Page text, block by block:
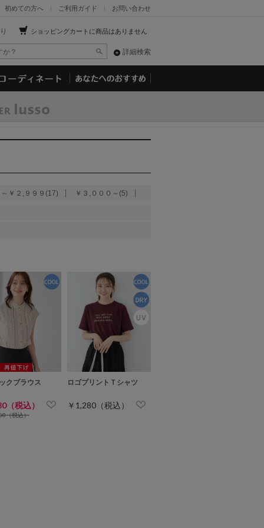
お問い合わせ
ご利用ガイド
初めての方へ
ショッピングカートに商品はありません
詳細検索
～￥２,９９９(17) ￥３,０００～(5)
クブラウス
（税込）
（税込）
ロゴプリントＴシャツ
￥1,280（税込）